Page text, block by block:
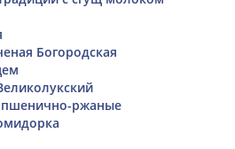
Богородская
ржаные